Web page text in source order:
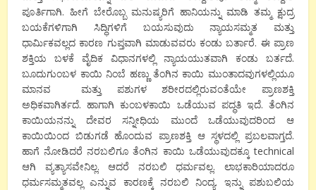
ಪೂರ್ತಿಗಾಗಿ. ಹೀಗೆ ಬೇರೊಬ್ಬ ಮನುಷ್ಯರಿಗೆ ಹಾನಿಯನ್ನು ಮಾಡಿ ತಮ್ಮ ಕ್ಷುದ್ರ
ಬಯಕೆಗಳಿಗಾಗಿ ಸಿದ್ಧಿಗಳಿಗೆ ಬಯಸುವುದು ನ್ಯಾಯಸಮ್ಮತ ಮತ್ತು
ಧಾರ್ಮಿಕವಲ್ಲದ ಕಾರಣ ಗುಪ್ತವಾಗಿ ಮಾಡುವವರು ಕಂಡು ಬರ್ತಾರೆ. ಈ ಪ್ರಾಣ
ಶಕ್ತಿಯ ಬಳಕೆ ವೈದಿಕ ವಿಧಾನಗಳಲ್ಲಿ ನ್ಯಾಯಯುತವಾಗಿ ಕಂಡು ಬರ್ತದೆ.
ಬೂದುಗುಂಬಳ ಕಾಯಿ ನಿಂಬೆ ಹಣ್ಣು ತೆಂಗಿನ ಕಾಯಿ ಮುಂತಾದವುಗಳಲ್ಲಿಯೂ
ಮಾನವ ಮತ್ತು ಪಶುಗಳ ಶರೀರದಲ್ಲಿರುವಂತೆಯೇ ಪ್ರಾಣಶಕ್ತಿ
ಅಧಿಕವಾಗಿರ್ತದೆ. ಹಾಗಾಗಿ ಕುಂಬಳಕಾಯಿ ಒಡೆಯುವ ಪದ್ಧತಿ ಇದೆ. ತೆಂಗಿನ
ಕಾಯಿಯನನ್ನು ದೇವರ ಸನ್ನೀಧಿಯ ಮುಂದೆ ಒಡೆಯುವುದರಿಂದ ಆ
ಕಾಯಿಯಿಂದ ಬಿಡುಗಡೆ ಹೊಂದುವ ಪ್ರಾಣಶಕ್ತಿ ಆ ಸ್ಥಳದಲ್ಲಿ ಪ್ರಬಲವಾಗ್ತದೆ.
ಹಾಗೆ ನೋಡಿದರೆ ನರಬಲಿಗೂ ತೆಂಗಿನ ಕಾಯಿ ಒಡೆಯುವುದಕ್ಕೂ technical
ಆಗಿ ವ್ಯತ್ಯಾಸವೇನಿಲ್ಲ. ಆದರೆ ನರಬಲಿ ಧರ್ಮವಲ್ಲ. ಲಾಭಕಾರಿಯಾದರೂ
ಧರ್ಮಸಮ್ಮತವಲ್ಲ ಎನ್ನುವ ಕಾರಣಕ್ಕೆ ನರಬಲಿ ನಿಂದ್ಯ. ಇನ್ನು ಪಶುಬಲಿಯ